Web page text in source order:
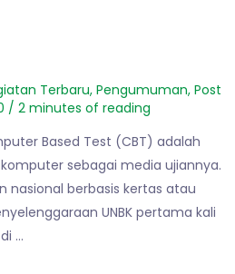
Terbaru,Pengumuman,Post
/2 minutes of reading
Based Test (CBT) adalah
sebagai media ujiannya.
nasional berbasis kertas atau
UNBK pertama kali
…